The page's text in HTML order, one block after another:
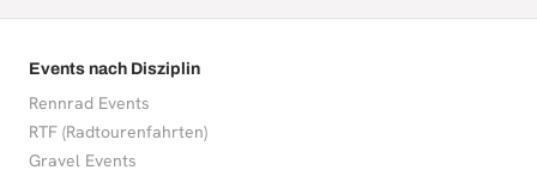
Events nach Disziplin
Rennrad Events
RTF (Radtourenfahrten)
Gravel Events